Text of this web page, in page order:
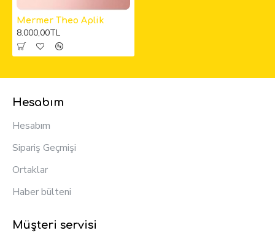
Mermer Theo Aplik
8.000,00TL
Hesabım
Hesabım
Sipariş Geçmişi
Ortaklar
Haber bülteni
Müşteri servisi